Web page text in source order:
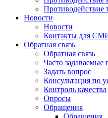
Противодействие
Новости
Новости
Контакты для
Обратная связь
Обратная связь
Часто задаваемые
Задать вопрос
Консультация по
Контроль качества
Опросы
Обращения
Обращения